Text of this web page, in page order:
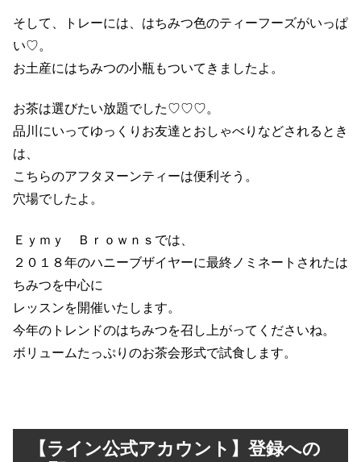
そして、トレーには、はちみつ色のティーフーズがいっぱ
い♡。
お土産にはちみつの小瓶もついてきましたよ。
お茶は選びたい放題でした♡♡♡。
品川にいってゆっくりお友達とおしゃべりなどされるとき
は、
こちらのアフタヌーンティーは便利そう。
穴場でしたよ。
Ｅｙｍｙ Ｂｒｏｗｎｓでは、
２０１８年のハニーブザイヤーに最終ノミネートされたは
ちみつを中心に
レッスンを開催いたします。
今年のトレンドのはちみつを召し上がってくださいね。
ボリュームたっぷりのお茶会形式で試食します。
【ライン公式アカウント】登録への